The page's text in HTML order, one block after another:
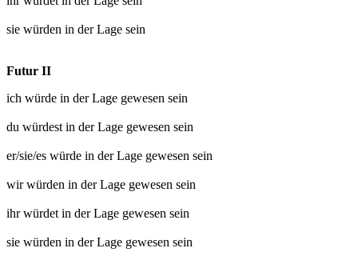
sie würden in der Lage sein
Futur II
ich würde in der Lage gewesen sein
du würdestin der Lage gewesen sein
er/sie/es würde in der Lage gewesen sein
wir würden in der Lage gewesen sein
ihr würdetin der Lage gewesen sein
sie würden in der Lage gewesen sein